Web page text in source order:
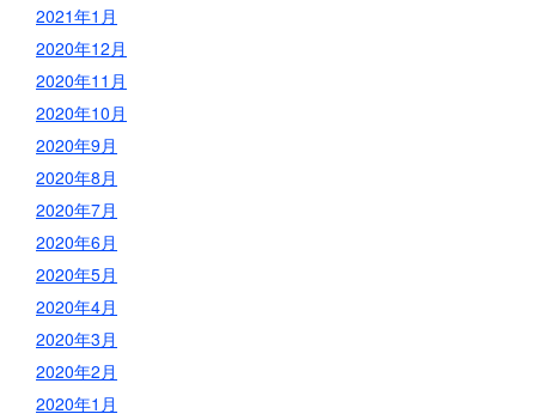
2021年1月
2020年12月
2020年11月
2020年10月
2020年9月
2020年8月
2020年7月
2020年6月
2020年5月
2020年4月
2020年3月
2020年2月
2020年1月